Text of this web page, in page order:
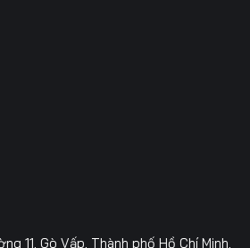
11, Gò Vấp, Thành phố Hồ Chí Minh,